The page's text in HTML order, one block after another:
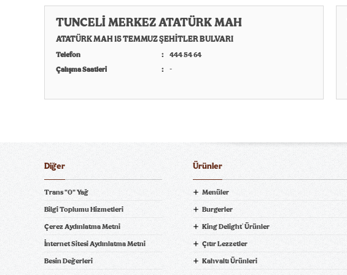
TUNCELİ MERKEZ ATATÜRK MAH
ATATÜRK MAH 15 TEMMUZ ŞEHİTLER BULVARI
Telefon
444 54 64
Çalışma Saatleri
-
Ürünler
Menüler
Burgerler
King Delight® Ürünler
Çıtır Lezzetler
Kahvaltı Ürünleri
Diğer
Trans "0" Yağ
Bilgi Toplumu Hizmetleri
Çerez Aydınlatma Metni
İnternet Sitesi Aydınlatma Metni
Besin Değerleri